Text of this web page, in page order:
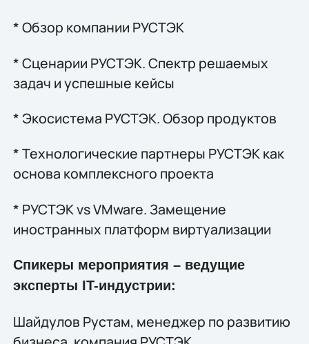
* Обзор компании РУСТЭК
* Сценарии РУСТЭК. Спектр решаемых
задач и успешные кейсы
* Экосистема РУСТЭК. Обзор продуктов
* Технологические партнеры РУСТЭК как
основа комплексного проекта
* РУСТЭК vs VMware. Замещение
иностранных платформ виртуализации
Спикеры мероприятия – ведущие
эксперты IT-индустрии:
Шайдулов Рустам, менеджер по развитию